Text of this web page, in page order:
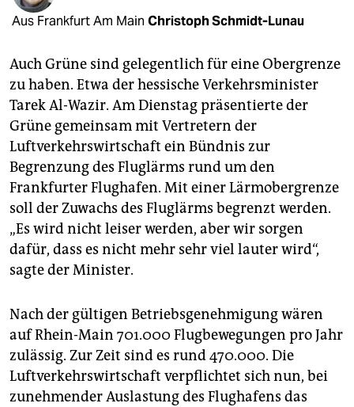
unterstützen
genossenschaft
epaper login
Aus Frankfurt Am Main Christoph Schmidt-Lunau
Auch Grüne sind gelegentlich für eine Obergrenze
zu haben. Etwa der hessische Verkehrsminister
Tarek Al-Wazir. Am Dienstag präsentierte der
Grüne gemeinsam mit Vertretern der
Luftverkehrswirtschaft ein Bündnis zur
Begrenzung des Fluglärms rund um den
Frankfurter Flughafen. Mit einer Lärmobergrenze
soll der Zuwachs des Fluglärms begrenzt werden.
„Es wird nicht leiser werden, aber wir sorgen
dafür, dass es nicht mehr sehr viel lauter wird“,
sagte der Minister.
Nach der gültigen Betriebsgenehmigung wären
auf Rhein-Main 701.000 Flugbewegungen pro Jahr
zulässig. Zur Zeit sind es rund 470.000. Die
Luftverkehrswirtschaft verpflichtet sich nun, bei
zunehmender Auslastung des Flughafens das